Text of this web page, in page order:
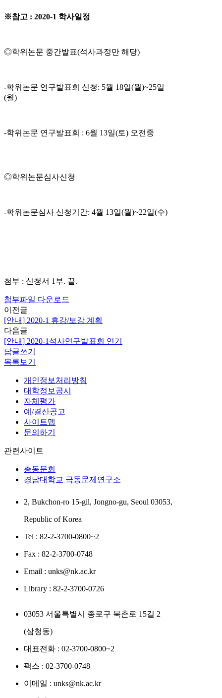
※참고 : 2020-1 학사일정
◎학위논문 중간발표(석사과정만 해당)
-학위논문 연구발표회 신청: 5월 18일(월)~25일
(월)
-학위논문 연구발표회 : 6월 13일(토) 오전중
◎학위논문심사신청
-학위논문심사 신청기간: 4월 13일(월)~22일(수)
첨부 : 신청서 1부. 끝.
첨부파일 다운로드
이전글
[안내] 2020-1 휴강/보강 계획
다음글
[안내] 2020-1석사연구발표회 연기
답글쓰기
목록보기
개인정보처리방침
대학정보공시
자체평가
예/결산공고
사이트맵
문의하기
관련사이트
총동문회
경남대학교 극동문제연구소
2, Bukchon-ro 15-gil, Jongno-gu, Seoul 03053,
Republic of Korea
Tel : 82-2-3700-0800~2
Fax : 82-2-3700-0748
Email : unks@nk.ac.kr
Library : 82-2-3700-0726
03053 서울특별시 종로구 북촌로 15길 2
(삼청동)
대표전화 : 02-3700-0800~2
팩스 : 02-3700-0748
이메일 : unks@nk.ac.kr